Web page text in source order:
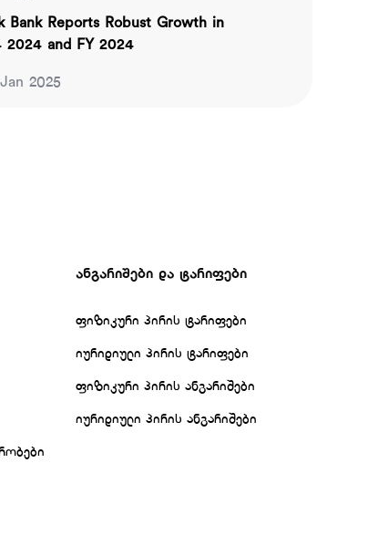
Bank Reports Robust Growth in
2024 and FY 2024
2025
ანგარიშები და ტარიფები
ფიზიკური პირის ტარიფები
იურიდიული პირის ტარიფები
ფიზიკური პირის ანგარიშები
იურიდიული პირის ანგარიშები